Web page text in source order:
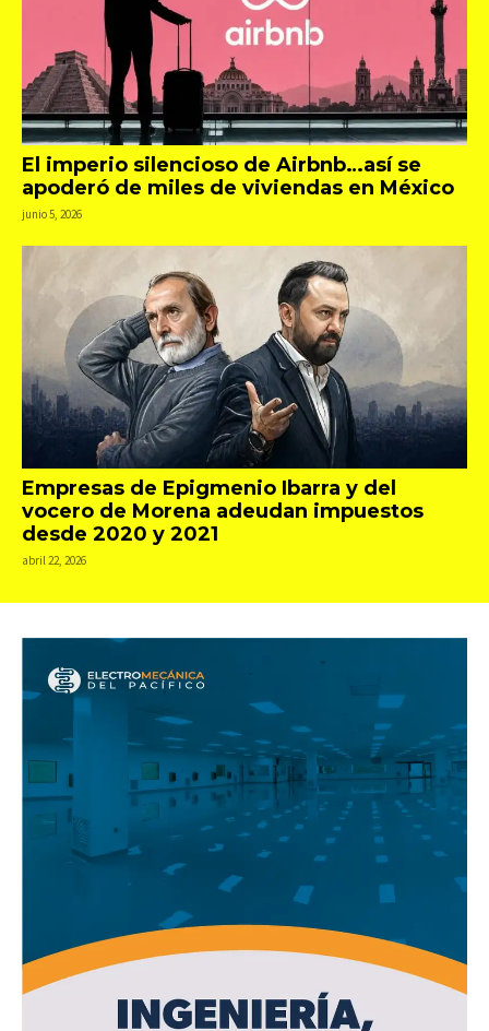
El imperio silencioso de Airbnb…así se
apoderó de miles de viviendas en México
junio 5, 2026
Empresas de Epigmenio Ibarra y del
vocero de Morena adeudan impuestos
desde 2020 y 2021
abril 22, 2026